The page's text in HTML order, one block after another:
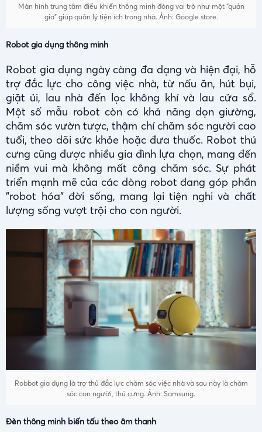
Màn hình trung tâm điều khiển thông minh đóng vai trò như một “quản
gia” giúp quản lý tiện ích trong nhà. Ảnh: Google store.
Robot gia dụng thông minh
Robot gia dụng ngày càng đa dạng và hiện đại, hỗ
trợ đắc lực cho công việc nhà, từ nấu ăn, hút bụi,
giặt ủi, lau nhà đến lọc không khí và lau cửa sổ.
Một số mẫu robot còn có khả năng dọn giường,
chăm sóc vườn tược, thậm chí chăm sóc người cao
tuổi, theo dõi sức khỏe hoặc đưa thuốc. Robot thú
cưng cũng được nhiều gia đình lựa chọn, mang đến
niềm vui mà không mất công chăm sóc. Sự phát
triển mạnh mẽ của các dòng robot đang góp phần
"robot hóa" đời sống, mang lại tiện nghi và chất
lượng sống vượt trội cho con người.
Robbot gia dụng là trợ thủ đắc lực chăm sóc việc nhà và sau này là chăm
sóc con người, thú cưng. Ảnh: Samsung.
Đèn thông minh biến tấu theo âm thanh